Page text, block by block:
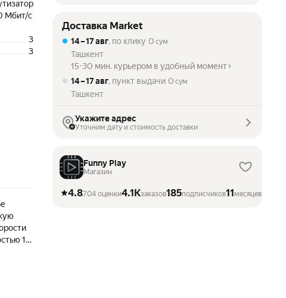
Мбит/с
3
3
Доставка Market
14 – 17 авг, по клику 0 сум
Ташкент
15-30 мин. курьером в удобный момент
14 – 17 авг, пункт выдачи 0 сум
Ташкент
Укажите адрес
Уточним дату и стоимость доставки
Funny Play
Магазин
4.8704 оценки4.1Kзаказов185подписчиков11месяцев на
1
не